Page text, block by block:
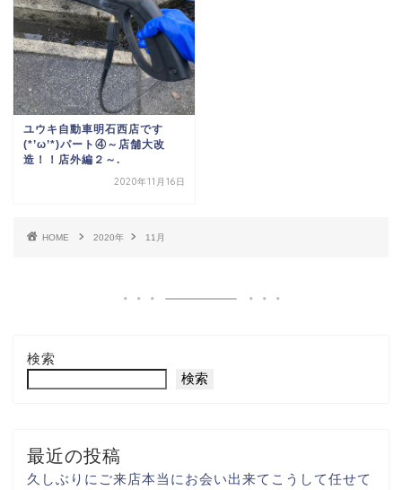
ユウキ自動車明石西店です
(*’ω’*)パート④～店舗大改
造！！店外編２～.
2020年11月16日
HOME 2020年 11月
検索
検索
最近の投稿
久しぶりにご来店本当にお会い出来て こうして任せて